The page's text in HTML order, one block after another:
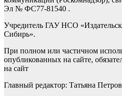
Эл № ФС77-81540 .
Учредитель ГАУ НСО
Сибирь».
При полном или частичном
опубликованных на сайте,
на сайт
Главный редактор: Татьяна